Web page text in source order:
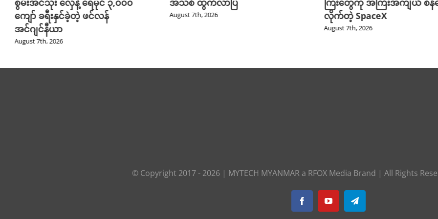
ကျော် ခရီးနှင်ခဲ့တဲ့ ဖင်လန်
အင်ဂျင်နီယာ
August 7th, 2026
August 7th, 2026
လိုက်တဲ့ SpaceX
August 7th, 2026
© Copyright 2017 - 2026| MYTECH MYANMARa RFOX Media Brand | All Rights
FacebookYouTubeTelegram